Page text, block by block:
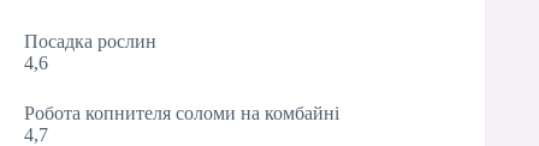
Посадка рослин
4,6
Робота копнителя соломи на комбайні
4,7